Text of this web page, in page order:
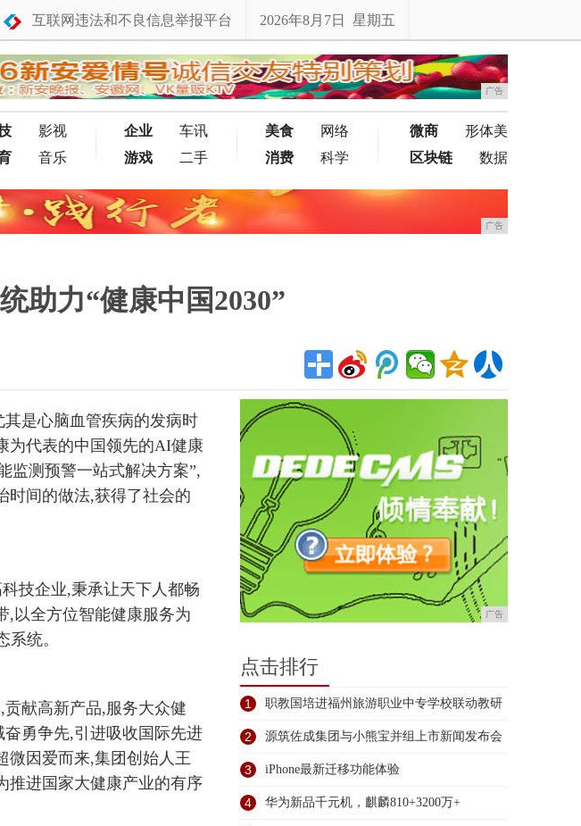
互联网违法和不良信息举报平台 2026年8月7日 星期五
广告
影视
音乐
企业
车讯
游戏
二手
美食
网络
消费
科学
微商
形体美
区块链
数据
广告
助力“健康中国2030”
是心脑血管疾病的发病时
为代表的中国领先的AI健康
监测预警一站式解决方案”,
时间的做法,获得了社会的
技企业,秉承让天下人都畅
,以全方位智能健康服务为
统。
献高新产品,服务大众健
勇争先,引进吸收国际先进
微因爱而来,集团创始人王
推进国家大健康产业的有序
广告
点击排行
1 职教国培进福州旅游职业中专学校联动教研
促
2 源筑佐成集团与小熊宝并组上市新闻发布会
在
3 iPhone最新迁移功能体验
4 华为新品千元机，麒麟810+3200万+